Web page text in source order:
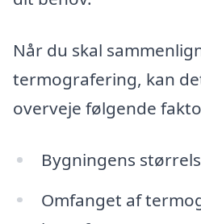
Når du skal
termografering, kan
overveje følgende
Bygningens
Omfanget af